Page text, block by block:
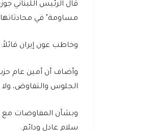
مساومة" في محادثاتها
وخاطب عون إيران
وأضاف أن أمين عام
الجلوس والتفاوض، ولا
وبشأن المفاوضات مع
سلام عادل ودائم.